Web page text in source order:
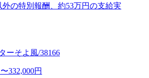
外の特別報酬、約53万円の支給実
ーそよ風/38166
332,000円